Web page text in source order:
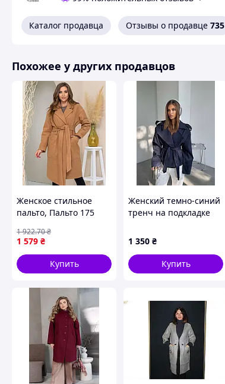
Каталог продавца Отзывы о продавце 735
Похожее у других продавцов
Женское стильное
пальто, Пальто 175
1 579 ₴
1 922.70₴
Купить
Женский темно-синий
тренч на подкладке
1 350 ₴
Купить